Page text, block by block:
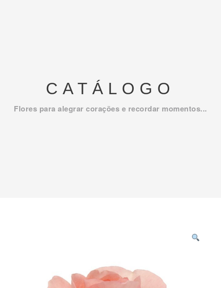
CATÁLOGO
Flores para alegrar corações e recordar momentos...